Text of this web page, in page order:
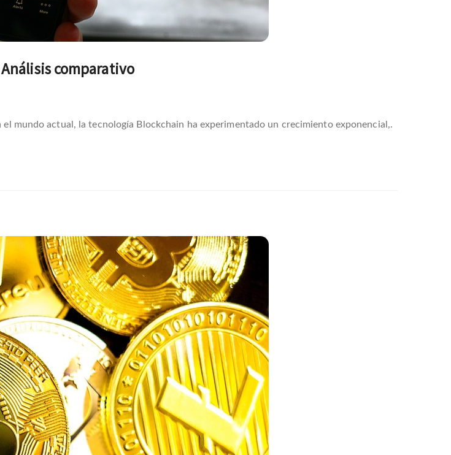
comparativo
mundo actual, la tecnología Blockchain ha experimentado un crecimiento exponencial,.